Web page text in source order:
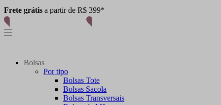
Frete grátis a partir de R$ 399*
Bolsas
Por tipo
Bolsas Tote
Bolsas Sacola
Bolsas Transversais